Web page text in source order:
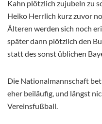
Kahn plötzlich zujubeln zu
Heiko Herrlich kurz zuvor
Älteren werden sich noch
später dann plötzlich den
statt des sonst üblichen
Die Nationalmannschaft
eher beiläufig, und längst
Vereinsfußball.